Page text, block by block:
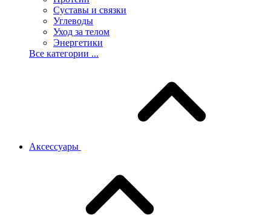
Суставы и связки
Углеводы
Уход за телом
Энергетики
Все категории ...
Аксессуары